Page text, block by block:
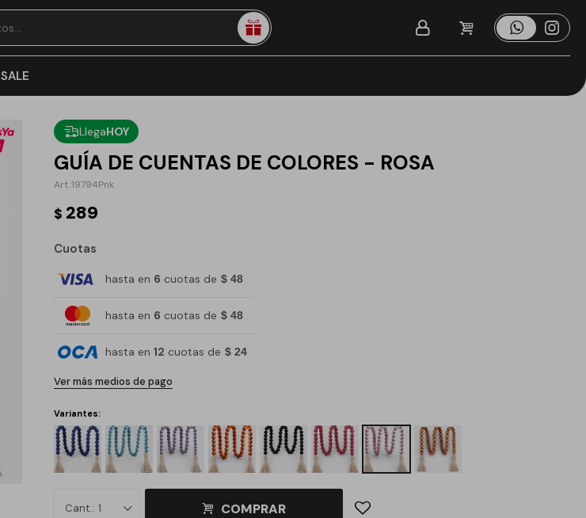
SALE
LlegaHOY
GUÍA DE CUENTAS DE COLORES - ROSA
19794Pnk
$ 289
Cuotas
hasta en 6 cuotas de $ 48
hasta en 6 cuotas de $ 48
hasta en 12 cuotas de $ 24
Ver más medios de pago
Variantes:
1 COMPRAR